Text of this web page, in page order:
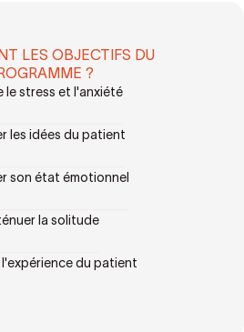
LES OBJECTIFS DU
?
le stress et l'anxiété
les idées du patient
son état émotionnel
la solitude
du patient